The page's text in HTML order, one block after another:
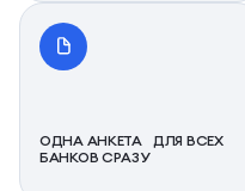
ОДНА АНКЕТА ДЛЯ ВСЕХ
БАНКОВ СРАЗУ